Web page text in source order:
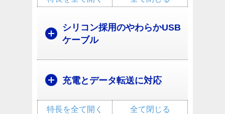
シリコン採用のやわらかUSB
ケーブル
充電とデータ転送に対応
全て閉じる
特長を全て開く